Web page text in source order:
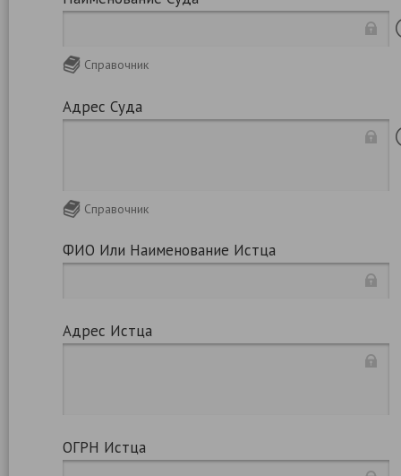
Справочник
Адрес Суда
Справочник
ФИО Или Наименование Истца
Адрес Истца
ОГРН Истца